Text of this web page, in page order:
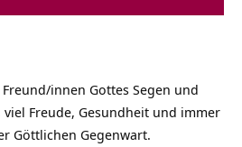
innen Gottes Segen und
viel Freude, Gesundheit und immer
Göttlichen Gegenwart.